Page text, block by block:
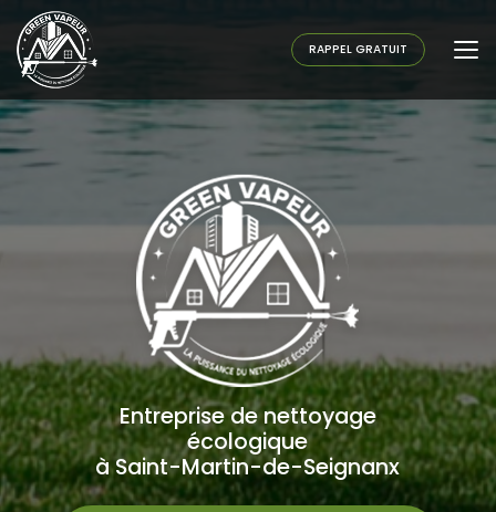
au
contenu
principal
RAPPEL GRATUIT
Entreprise de nettoyage
écologique
à Saint-Martin-de-Seignanx